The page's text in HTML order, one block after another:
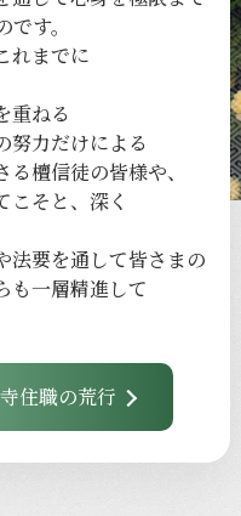
です。
れまでに
重ねる
努力だけによる
る檀信徒の皆様や、
こそと、 深く
法要を通して皆さまの
も一層精進して
住職の荒行